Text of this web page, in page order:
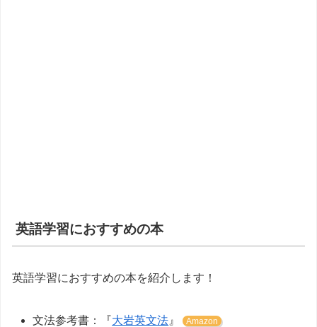
英語学習におすすめの本
英語学習におすすめの本を紹介します！
文法参考書：『大岩英文法 』 Amazon